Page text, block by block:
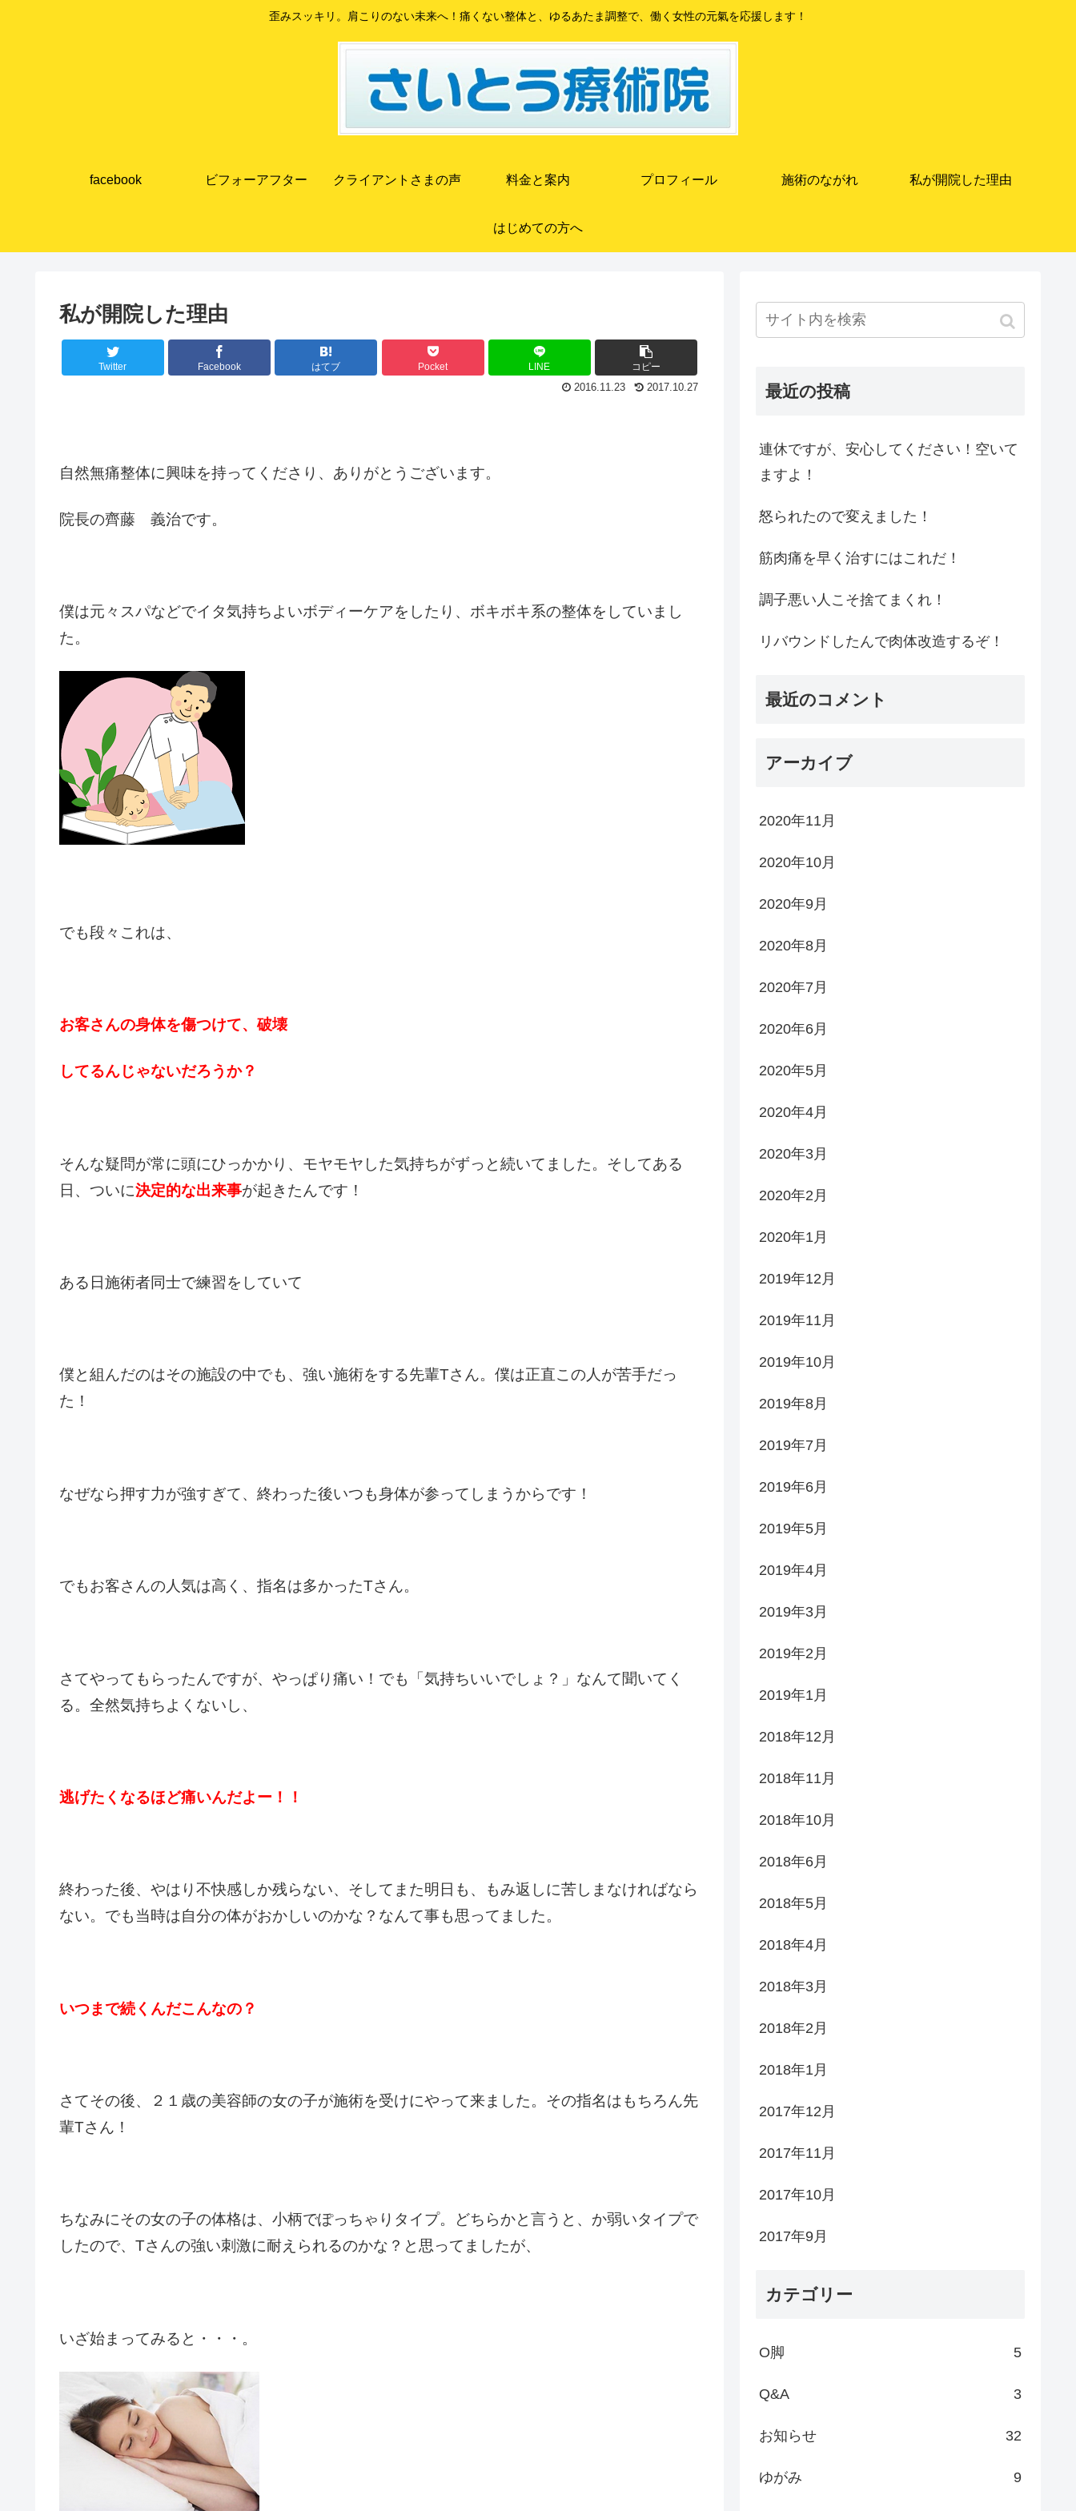
歪みスッキリ。肩こりのない未来へ！痛くない整体と、ゆるあたま調整で、働く女性の元氣を応援します！
facebook ビフォーアフター クライアントさまの声 料金と案内 プロフィール 施術のながれ 私が開院した理由
はじめての方へ
私が開院した理由
Twitter Facebook はてブ Pocket LINE
コピー
2017.10.27
2016.11.23
自然無痛整体に興味を持ってくださり、 ありがとうございます。
院長の齊藤 義治です。
僕は元々スパなどでイタ気持ちよいボディーケアをしたり、ボキボキ系の整体をしていまし
た。
でも段々これは、
お客さんの身体を傷つけて、破壊
してるんじゃないだろうか？
そんな疑問が常に頭にひっかかり、 モヤモヤした気持ちがずっと続いてました。 そしてある
日、ついに決定的な出来事が起きたんです！
ある日施術者同士で練習をしていて
僕と組んだのはその施設の中でも、強い施術をする先輩Tさん。 僕は正直この人が苦手だっ
た！
なぜなら押す力が強すぎて、終わった後いつも身体が参ってしまうからです！
でもお客さんの人気は高く、 指名は多かったTさん。
さてやってもらったんですが、 やっぱり痛い！ でも「気持ちいいでしょ？」なんて聞いてく
る。 全然気持ちよくないし、
逃げたくなるほど痛いんだよー！！
終わった後、やはり不快感しか残らない、 そしてまた明日も、もみ返しに苦しまなければなら
ない。 でも当時は自分の体がおかしいのかな？ なんて事も思ってました。
いつまで続くんだこんなの？
さてその後、２１歳の美容師の女の子が施術を受けにやって来ました。 その指名はもちろん先
輩Tさん！
ちなみにその女の子の体格は、小柄でぽっちゃりタイプ。
どちらかと言うと、か弱いタイプで
したので、 Tさんの強い刺激に耐えられるのかな？と思ってましたが、
いざ始まってみると・・・。
最近の投稿
連休ですが、安心してください！空いて
ますよ！
怒られたので変えました！
筋肉痛を早く治すにはこれだ！
調子悪い人こそ捨てまくれ！
リバウンドしたんで肉体改造するぞ！
最近のコメント
アーカイブ
2020年11月
2020年10月
2020年9月
2020年8月
2020年7月
2020年6月
2020年5月
2020年4月
2020年3月
2020年2月
2020年1月
2019年12月
2019年11月
2019年10月
2019年8月
2019年7月
2019年6月
2019年5月
2019年4月
2019年3月
2019年2月
2019年1月
2018年12月
2018年11月
2018年10月
2018年6月
2018年5月
2018年4月
2018年3月
2018年2月
2018年1月
2017年12月
2017年11月
2017年10月
2017年9月
カテゴリー
O脚 5
Q&A 3
お知らせ 32
ゆがみ 9